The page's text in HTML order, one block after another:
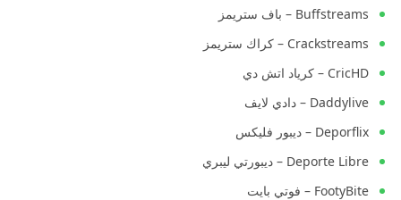
Buffstreams – باف ستريمز
Crackstreams – كراك ستريمز
CricHD – كرياد اتش دي
Daddylive – دادي لايف
Deporflix – ديبور فليكس
Deporte Libre – ديبورتي ليبري
FootyBite – فوتي بايت